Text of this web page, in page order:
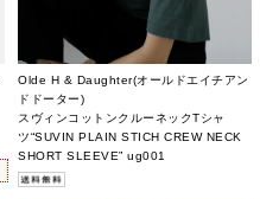
Olde H & Daughter(オールドエイチアン
ドドーター)
スヴィンコットンクルーネックTシャ
ツ“SUVIN PLAIN STICH CREW NECK
SHORT SLEEVE” ug001